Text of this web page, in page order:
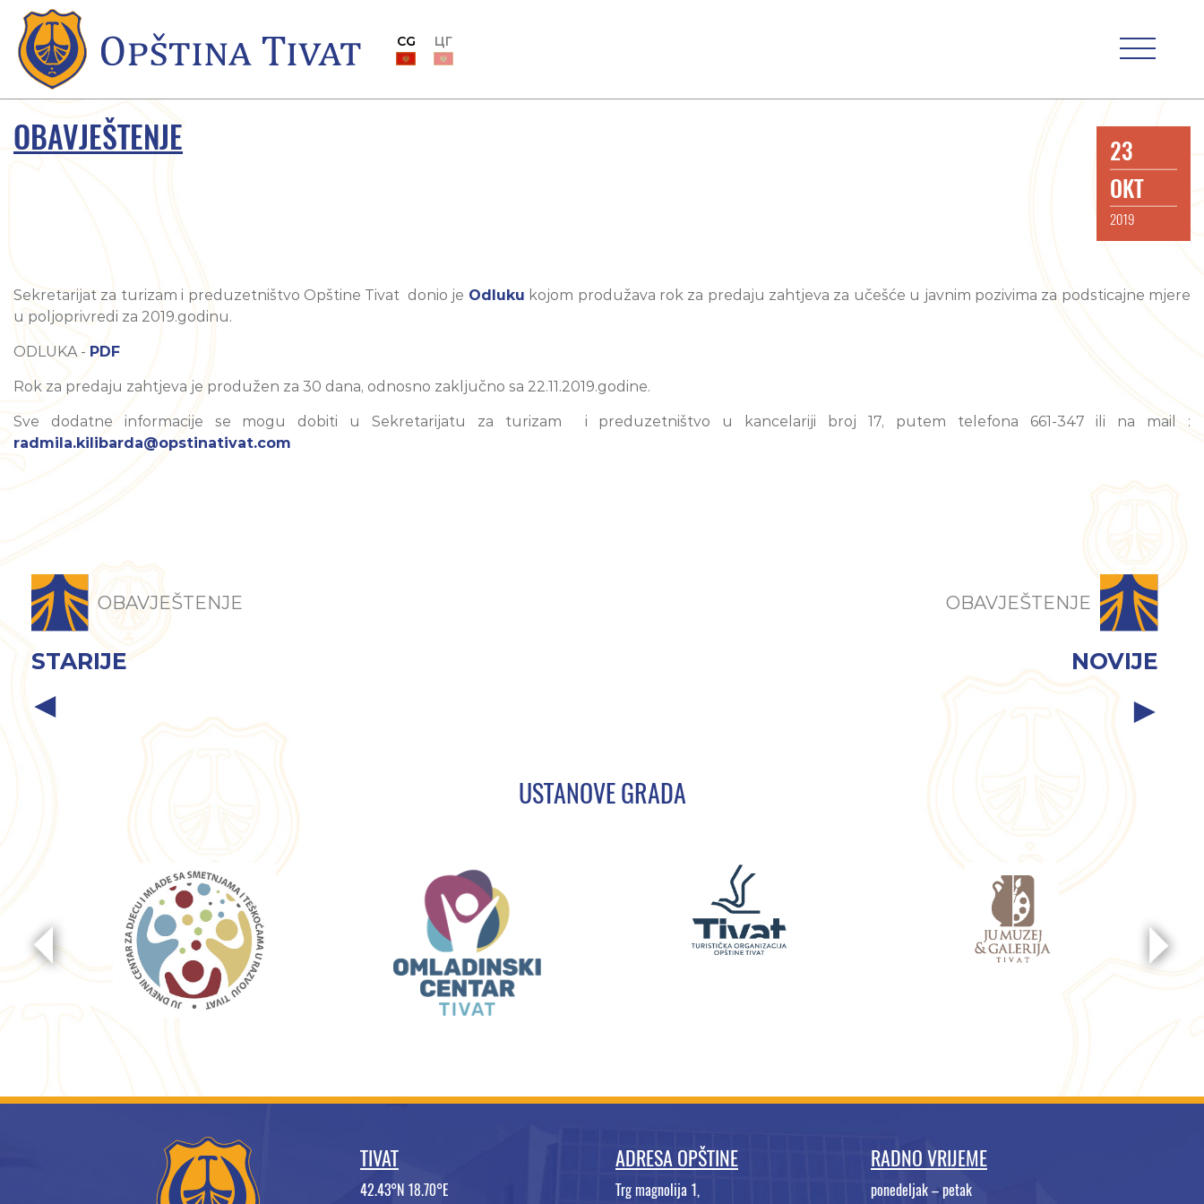
CG ЦГ
OBAVJEŠTENJE
23
OKT
2019
Sekretarijat za turizam i preduzetništvo Opštine Tivat donio je Odluku kojom produžava rok za predaju zahtjeva za učešće u javnim pozivima za podsticajne mjere
u poljoprivredi za 2019.godinu.
ODLUKA - PDF
Rok za predaju zahtjeva je produžen za 30 dana, odnosno zaključno sa 22.11.2019.godine.
Sve dodatne informacije se mogu dobiti u Sekretarijatu za turizam i preduzetništvo u kancelariji broj 17, putem telefona 661-347 ili na mail :
radmila.kilibarda@opstinativat.com
OBAVJEŠTENJE
STARIJE
OBAVJEŠTENJE
NOVIJE
USTANOVE GRADA
TIVAT
42.43°N 18.70°E
ADRESA OPŠTINE
Trg magnolija 1,
RADNO VRIJEME
ponedeljak – petak